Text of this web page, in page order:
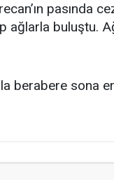
pasında
ağlarla buluştu.
berabere sona